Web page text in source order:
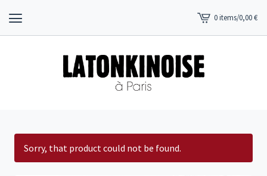
View
cart
0 items/0,00€
Sorry, that product could not be found.